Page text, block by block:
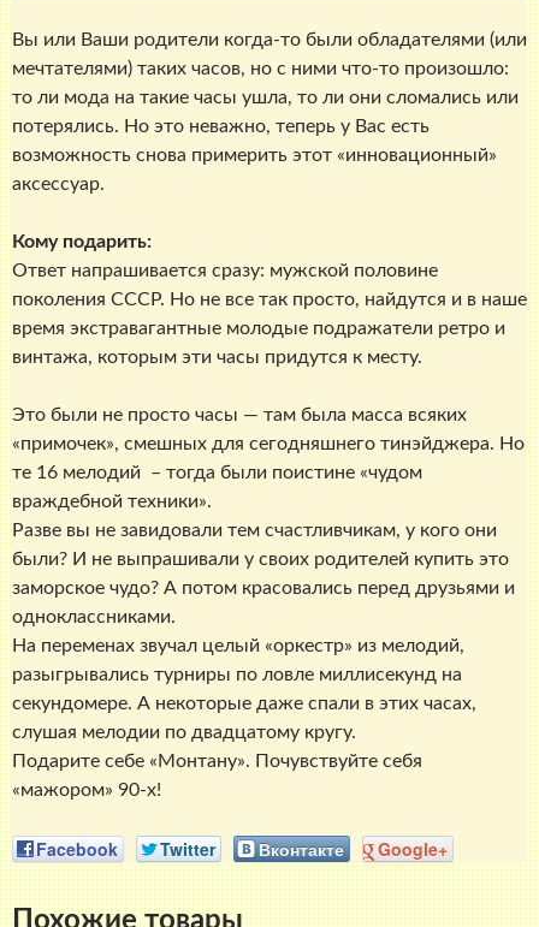
Вы или Ваши родители когда-то были обладателями (или
мечтателями) таких часов, но с ними что-то произошло:
то ли мода на такие часы ушла, то ли они сломались или
потерялись. Но это неважно, теперь у Вас есть
возможность снова примерить этот «инновационный»
аксессуар.
Кому подарить:
Ответ напрашивается сразу: мужской половине
поколения СССР. Но не все так просто, найдутся и в наше
время экстравагантные молодые подражатели ретро и
винтажа, которым эти часы придутся к месту.
Это были не просто часы — там была масса всяких
«примочек», смешных для сегодняшнего тинэйджера. Но
те 16 мелодий – тогда были поистине «чудом
враждебной техники».
Разве вы не завидовали тем счастливчикам, у кого они
были? И не выпрашивали у своих родителей купить это
заморское чудо? А потом красовались перед друзьями и
одноклассниками.
На переменах звучал целый «оркестр» из мелодий,
разыгрывались турниры по ловле миллисекунд на
секундомере. А некоторые даже спали в этих часах,
слушая мелодии по двадцатому кругу.
Подарите себе «Монтану». Почувствуйте себя
«мажором» 90-х!
Facebook Twitter Вконтакте Google+
Похожие товары